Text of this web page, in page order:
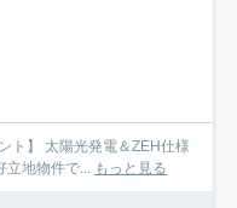
仕様
立地物件で... もっと見る